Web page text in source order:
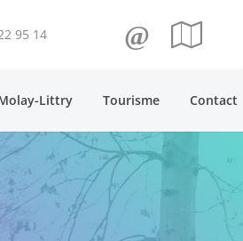
95 14 @
Littry Tourisme Contact